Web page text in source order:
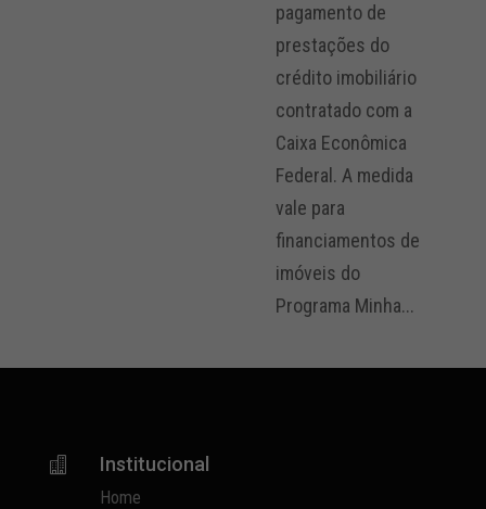
pagamento de
prestações do
crédito imobiliário
contratado com a
Caixa Econômica
Federal. A medida
vale para
financiamentos de
imóveis do
Programa Minha...
 Institucional
Home